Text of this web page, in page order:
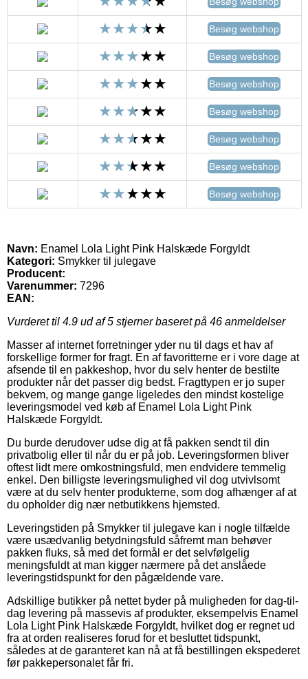
Besøg webshop
Besøg webshop
Besøg webshop
Besøg webshop
Besøg webshop
Besøg webshop
Besøg webshop
Navn: Enamel Lola Light Pink Halskæde Forgyldt
Kategori: Smykker til julegave
Producent:
Varenummer: 7296
EAN:
Vurderet til 4.9 ud af 5 stjerner baseret på 46 anmeldelser
Masser af internet forretninger yder nu til dags et hav af
forskellige former for fragt. En af favoritterne er i vore dage at
afsende til en pakkeshop, hvor du selv henter de bestilte
produkter når det passer dig bedst. Fragttypen er jo super
bekvem, og mange gange ligeledes den mindst kostelige
leveringsmodel ved køb af Enamel Lola Light Pink
Halskæde Forgyldt.
Du burde derudover udse dig at få pakken sendt til din
privatbolig eller til når du er på job. Leveringsformen bliver
oftest lidt mere omkostningsfuld, men endvidere temmelig
enkel. Den billigste leveringsmulighed vil dog utvivlsomt
være at du selv henter produkterne, som dog afhænger af at
du opholder dig nær netbutikkens hjemsted.
Leveringstiden på Smykker til julegave kan i nogle tilfælde
være usædvanlig betydningsfuld såfremt man behøver
pakken fluks, så med det formål er det selvfølgelig
meningsfuldt at man kigger nærmere på det anslåede
leveringstidspunkt for den pågældende vare.
Adskillige butikker på nettet byder på muligheden for dag-til-
dag levering på massevis af produkter, eksempelvis Enamel
Lola Light Pink Halskæde Forgyldt, hvilket dog er regnet ud
fra at orden realiseres forud for et besluttet tidspunkt,
således at de garanteret kan nå at få bestillingen ekspederet
før pakkepersonalet får fri.